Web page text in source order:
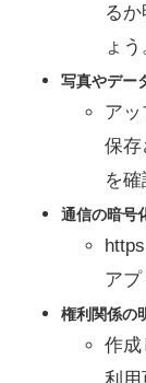
る
ょう
写真やデー
ア
保存
を確
通信の暗号
アプ
権利関係の
作成